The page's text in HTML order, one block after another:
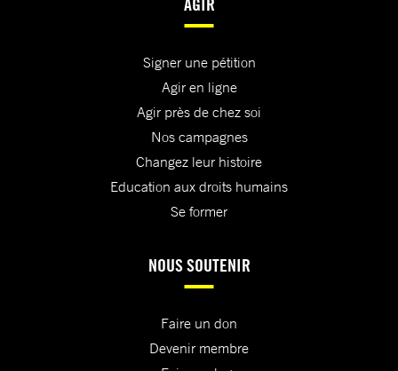
Signer une pétition
Agir en ligne
Agir près de chez soi
Nos campagnes
Changez leur histoire
Education aux droits humains
Se former
NOUS SOUTENIR
Faire un don
Devenir membre